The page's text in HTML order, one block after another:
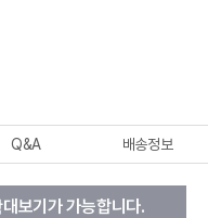
Q&A 배송정보
보기가 가능합니다.